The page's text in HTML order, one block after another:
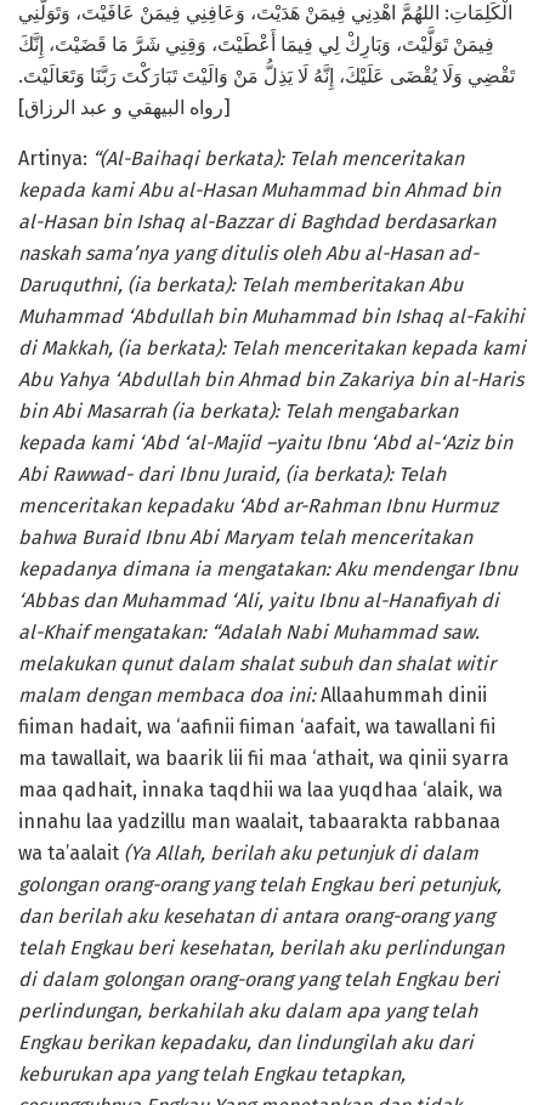
الْكَلِمَاتِ: اللهُمَّ اهْدِنِي فِيمَنْ هَدَيْتَ، وَعَافِنِي فِيمَنْ عَافَيْتَ، وَتَوَلَّنِي
فِيمَنْ تَوَلَّيْتَ، وَبَارِكْ لِي فِيمَا أَعْطَيْتَ، وَقِنِي شَرَّ مَا قَضَيْتَ، إِنَّكَ
تَقْضِي وَلَا يُقْضَى عَلَيْكَ، إِنَّهُ لَا يَذِلُّ مَنْ وَالَيْتَ تَبَارَكْتَ رَبَّنَا وَتَعَالَيْتَ.
[رواه البيهقي و عبد الرزاق]
Artinya: “(Al-Baihaqi berkata): Telah menceritakan
kepada kami Abu al-Hasan Muhammad bin Ahmad bin
al-Hasan bin Ishaq al-Bazzar di Baghdad berdasarkan
naskah sama’nya yang ditulis oleh Abu al-Hasan ad-
Daruquthni, (ia berkata): Telah memberitakan Abu
Muhammad ‘Abdullah bin Muhammad bin Ishaq al-Fakihi
di Makkah, (ia berkata): Telah menceritakan kepada kami
Abu Yahya ‘Abdullah bin Ahmad bin Zakariya bin al-Haris
bin Abi Masarrah (ia berkata): Telah mengabarkan
kepada kami ‘Abd ‘al-Majid –yaitu Ibnu ‘Abd al-‘Aziz bin
Abi Rawwad- dari Ibnu Juraid, (ia berkata): Telah
menceritakan kepadaku ‘Abd ar-Rahman Ibnu Hurmuz
bahwa Buraid Ibnu Abi Maryam telah menceritakan
kepadanya dimana ia mengatakan: Aku mendengar Ibnu
‘Abbas dan Muhammad ‘Ali, yaitu Ibnu al-Hanafiyah di
al-Khaif mengatakan: “Adalah Nabi Muhammad saw.
melakukan qunut dalam shalat subuh dan shalat witir
malam dengan membaca doa ini:Allaahummah dinii
fiiman hadait, wa ‘aafinii fiiman ‘aafait, wa tawallani fii
ma tawallait, wa baarik lii fii maa ‘athait, wa qinii syarra
maa qadhait, innaka taqdhii wa laa yuqdhaa ‘alaik, wa
innahu laa yadzillu man waalait, tabaarakta rabbanaa
wa ta’aalait (Ya Allah, berilah aku petunjuk di dalam
golongan orang-orang yang telah Engkau beri petunjuk,
dan berilah aku kesehatan di antara orang-orang yang
telah Engkau beri kesehatan, berilah aku perlindungan
di dalam golongan orang-orang yang telah Engkau beri
perlindungan, berkahilah aku dalam apa yang telah
Engkau berikan kepadaku, dan lindungilah aku dari
keburukan apa yang telah Engkau tetapkan,